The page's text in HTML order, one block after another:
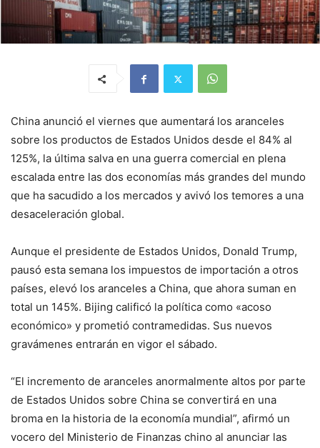
China anunció el viernes que aumentará los aranceles
sobre los productos de Estados Unidos desde el 84% al
125%, la última salva en una guerra comercial en plena
escalada entre las dos economías más grandes del mundo
que ha sacudido a los mercados y avivó los temores a una
desaceleración global.
Aunque el presidente de Estados Unidos, Donald Trump,
pausó esta semana los impuestos de importación a otros
países, elevó los aranceles a China, que ahora suman en
total un 145%. Bijing calificó la política como «acoso
económico» y prometió contramedidas. Sus nuevos
gravámenes entrarán en vigor el sábado.
“El incremento de aranceles anormalmente altos por parte
de Estados Unidos sobre China se convertirá en una
broma en la historia de la economía mundial”, afirmó un
vocero del Ministerio de Finanzas chino al anunciar las